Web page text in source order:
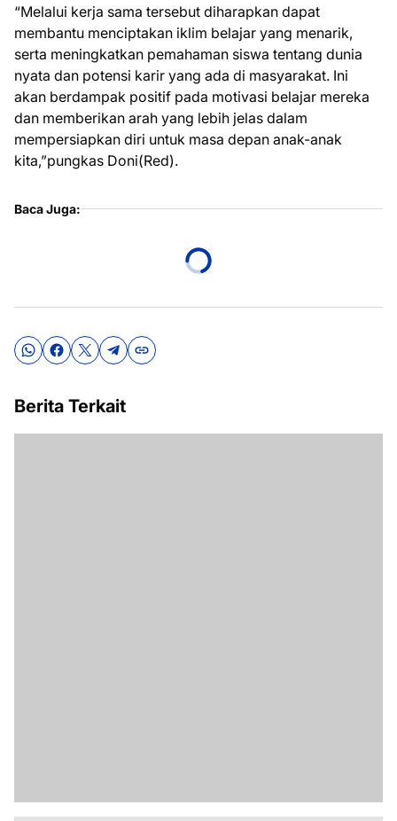
“Melalui kerja sama tersebut diharapkan dapat
membantu menciptakan iklim belajar yang menarik,
serta meningkatkan pemahaman siswa tentang dunia
nyata dan potensi karir yang ada di masyarakat. Ini
akan berdampak positif pada motivasi belajar mereka
dan memberikan arah yang lebih jelas dalam
mempersiapkan diri untuk masa depan anak-anak
kita,”pungkas Doni(Red).
Baca Juga:
Berita Terkait